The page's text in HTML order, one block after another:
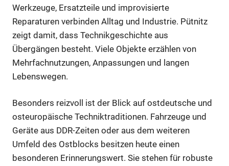
Werkzeuge, Ersatzteile und improvisierte
Reparaturen verbinden Alltag und Industrie. Pütnitz
zeigt damit, dass Technikgeschichte aus
Übergängen besteht. Viele Objekte erzählen von
Mehrfachnutzungen, Anpassungen und langen
Lebenswegen.
Besonders reizvoll ist der Blick auf ostdeutsche und
osteuropäische Techniktraditionen. Fahrzeuge und
Geräte aus DDR-Zeiten oder aus dem weiteren
Umfeld des Ostblocks besitzen heute einen
besonderen Erinnerungswert. Sie stehen für robuste